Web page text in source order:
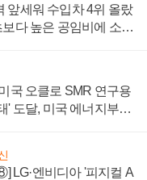
앞세워 수입차 4위 올랐
보다 높은 공임비에 소비
국 오클로 SMR 연구용
' 도달, 미국 에너지부
LG·엔비디아 '피지컬 A